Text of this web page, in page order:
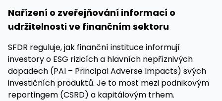
Nařízení o zveřejňování informací o
udržitelnosti ve finančním sektoru
SFDR reguluje, jak finanční instituce informují
investory o ESG rizicích a hlavních nepříznivých
dopadech (PAI – Principal Adverse Impacts) svých
investičních produktů. Je to most mezi podnikovým
reportingem (CSRD) a kapitálovým trhem.